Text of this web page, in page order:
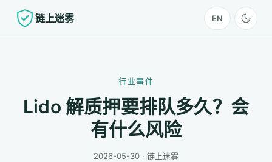
链上迷雾 EN
行业事件
Lido 解质押要排队多久？会
有什么风险
2026-05-30 · 链上迷雾